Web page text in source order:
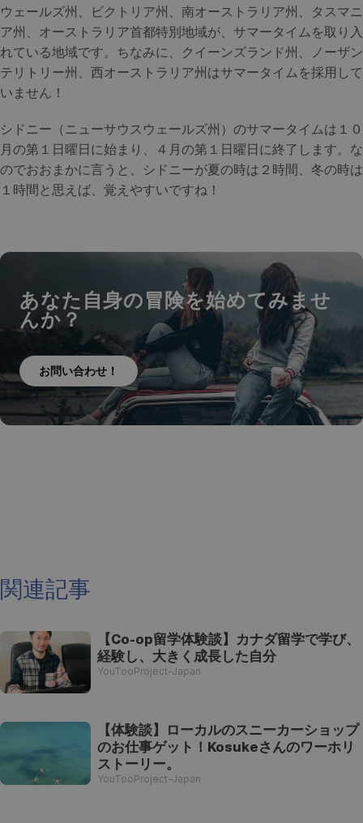
ウェールズ州、ビクトリア州、南オーストラリア州、タスマニ
ア州、オーストラリア首都特別地域が、サマータイムを取り入
れている地域です。ちなみに、クイーンズランド州、ノーザン
テリトリー州、西オーストラリア州はサマータイムを採用して
いません！
シドニー（ニューサウスウェールズ州）のサマータイムは１０
月の第１日曜日に始まり、４月の第１日曜日に終了します。な
のでおおまかに言うと、シドニーが夏の時は２時間、冬の時は
１時間と思えば、覚えやすいですね！
あなた自身の冒険を始めてみませ
んか？
お問い合わせ！
関連記事
【Co-op留学体験談】カナダ留学で学び、
経験し、大きく成長した自分
YouTooProject-Japan
【体験談】ローカルのスニーカーショップ
のお仕事ゲット！Kosukeさんのワーホリ
ストーリー。
YouTooProject-Japan